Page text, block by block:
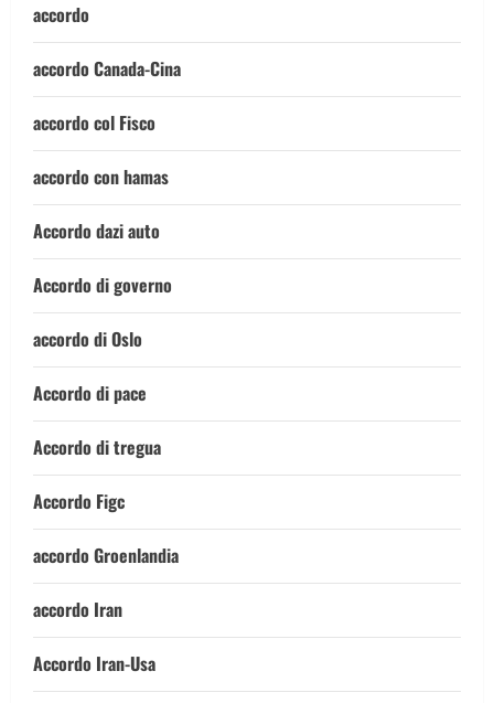
accordo
accordo Canada-Cina
accordo col Fisco
accordo con hamas
Accordo dazi auto
Accordo di governo
accordo di Oslo
Accordo di pace
Accordo di tregua
Accordo Figc
accordo Groenlandia
accordo Iran
Accordo Iran-Usa